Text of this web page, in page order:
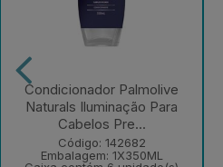
Condicionador Palmolive
Naturals Iluminação Para
Cabelos Pre...
Código: 142682
Embalagem: 1X350ML